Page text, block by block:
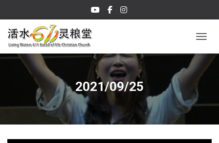
2021/09/25